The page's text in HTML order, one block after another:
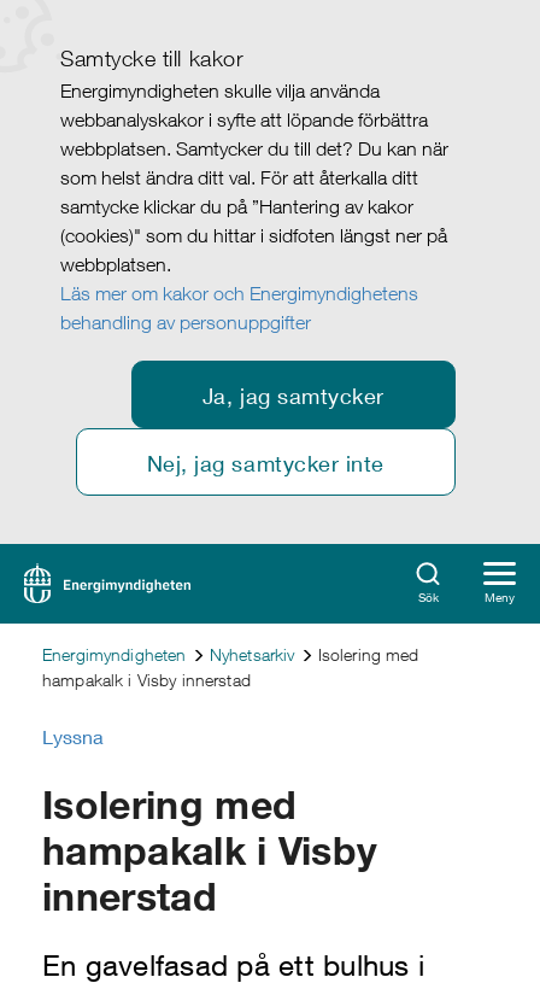
Samtycke till kakor
Energimyndigheten skulle vilja använda
webbanalyskakor i syfte att löpande förbättra
webbplatsen. Samtycker du till det? Du kan när
som helst ändra ditt val. För att återkalla ditt
samtycke klickar du på ”Hantering av kakor
(cookies)" som du hittar i sidfoten längst ner på
webbplatsen.
Läs mer om kakor och Energimyndighetens
behandling av personuppgifter
Ja, jag samtycker
Nej, jag samtycker inte
Sök Meny
Energimyndigheten Nyhetsarkiv
Isolering med
hampakalk i Visby innerstad
Lyssna
Isolering med
hampakalk i Visby
innerstad
En gavelfasad på ett bulhus i